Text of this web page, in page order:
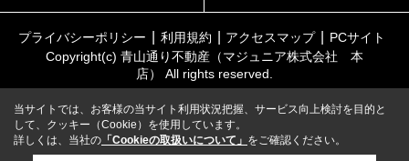
プライバシーポリシー 利用規約 アクセスマップ
PCサイト
Copyright(c) 青山通り不動産（マジュニア株式会社 本
店） All rights reserved.
当サイトでは、お客様の当サイト利用状況把握、サービス向上検討を目的と
して、クッキー（Cookie）を使用しています。
詳しくは、当社の 「Cookieの取扱いについて」 をご確認ください。